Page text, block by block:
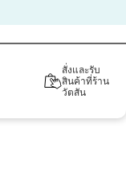
สั่งและรับ
สินค้าที่ร้าน
วัตสัน